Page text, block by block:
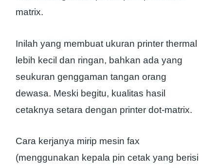
matrix.
Inilah yang membuat ukuran printer thermal
lebih kecil dan ringan, bahkan ada yang
seukuran genggaman tangan orang
dewasa. Meski begitu, kualitas hasil
cetaknya setara dengan printer dot-matrix.
Cara kerjanya mirip mesin fax
(menggunakan kepala pin cetak yang berisi